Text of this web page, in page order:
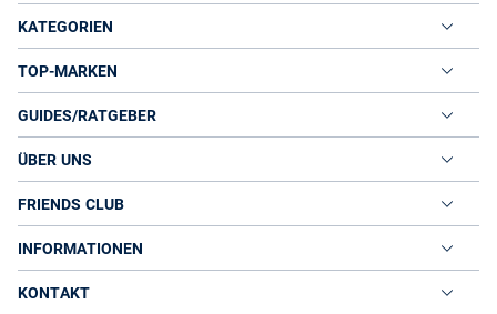
KATEGORIEN
TOP-MARKEN
GUIDES/RATGEBER
ÜBER UNS
FRIENDS CLUB
INFORMATIONEN
KONTAKT